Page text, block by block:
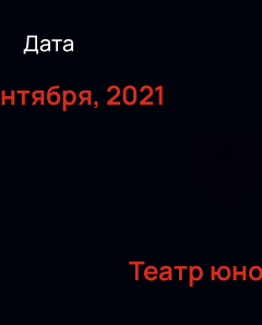
Дата
2021
Театр